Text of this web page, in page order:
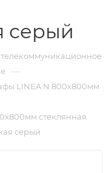
серый
—
LINEA N 800х800мм
стеклянная
серый